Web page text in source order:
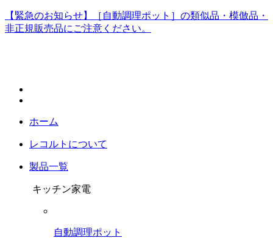
【緊急のお知らせ】［自動調理ポット］の類似品・模倣品・
非正規販売品にご注意ください。
ホーム
レコルトについて
製品一覧
キッチン家電
自動調理ポット